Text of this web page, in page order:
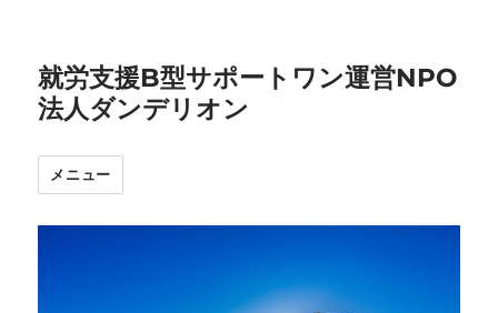
就労支援B型サポートワン運営NPO
法人ダンデリオン
メニュー